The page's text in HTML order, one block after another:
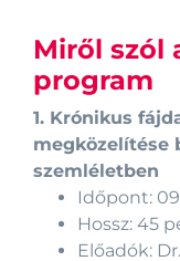
Miről szól
program
1. Krónikus
megközelítése
szemléletben
Időpont:
Hossz: 45
Előadók: